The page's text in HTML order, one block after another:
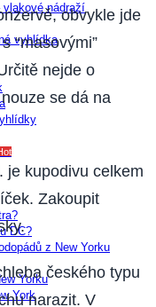
vlakové nádraží
vyhlídka
DC?
z New Yorku
Yorku
York
obvykle jde
“masovými”
nejde o
se dá na
je kupodivu celkem
Zakoupit
českého typu
narazit. V